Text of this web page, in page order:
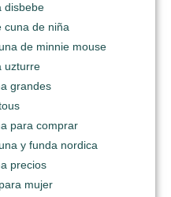
disbebe
cuna de niña
de minnie mouse
uzturre
grandes
para comprar
y funda nordica
precios
mujer